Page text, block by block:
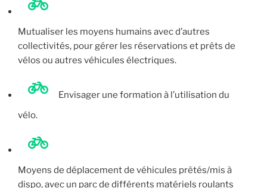
Mutualiser les moyens humains avec d’autres
collectivités, pour gérer les réservations et prêts de
vélos ou autres véhicules électriques.
Envisager une formation à l’utilisation du
vélo.
Moyens de déplacement de véhicules prêtés/mis à
dispo, avec un parc de différents matériels roulants